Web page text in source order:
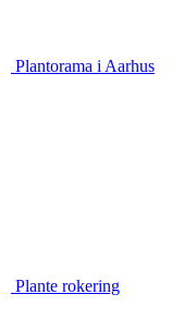
Plantorama i Aarhus
Plante rokering